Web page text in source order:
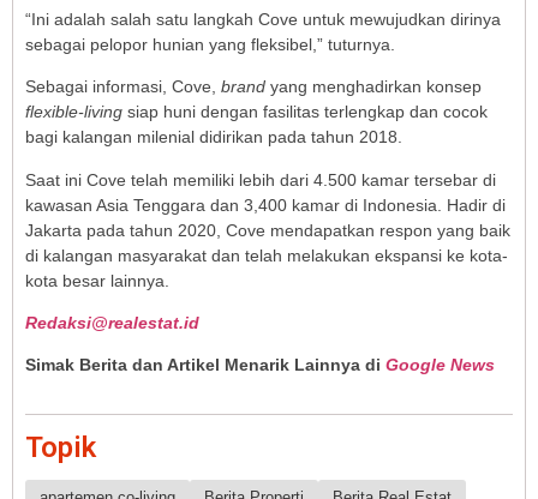
“Ini adalah salah satu langkah Cove untuk mewujudkan dirinya
sebagai pelopor hunian yang fleksibel,” tuturnya.
Sebagai informasi, Cove, brand yang menghadirkan konsep
flexible-living siap huni dengan fasilitas terlengkap dan cocok
bagi kalangan milenial didirikan pada tahun 2018.
Saat ini Cove telah memiliki lebih dari 4.500 kamar tersebar di
kawasan Asia Tenggara dan 3,400 kamar di Indonesia. Hadir di
Jakarta pada tahun 2020, Cove mendapatkan respon yang baik
di kalangan masyarakat dan telah melakukan ekspansi ke kota-
kota besar lainnya.
Redaksi@realestat.id
Simak Berita dan Artikel Menarik Lainnya di Google News
Topik